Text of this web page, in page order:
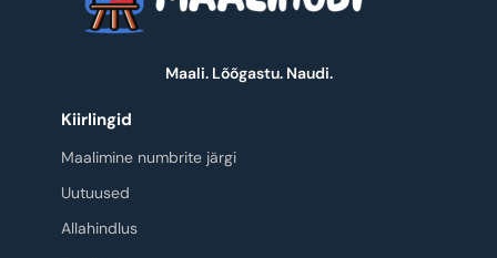
Maali. Lõõgastu. Naudi.
Kiirlingid
Maalimine numbrite järgi
Uutuused
Allahindlus